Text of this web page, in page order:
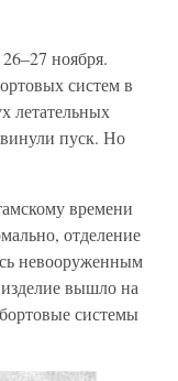
ноября.
систем в
летательных
пуск. Но
времени
отделение
невооруженным
вышло на
системы